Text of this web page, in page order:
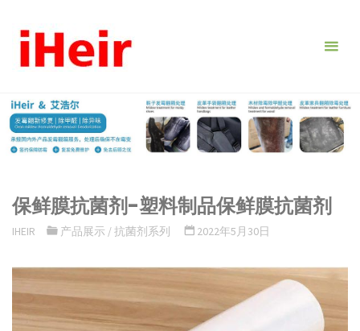
容。
保鲜膜抗菌剂-塑料制品保鲜膜抗菌剂
IHEIR 产品展示 /抗菌剂系列 2022年5月30日